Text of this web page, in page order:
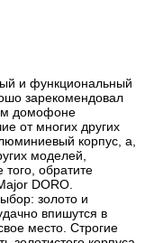
и функциональный
зарекомендовал
домофоне
от многих других
корпус, а,
моделей,
обратите
DORO.
золото и
впишутся в
место. Строгие